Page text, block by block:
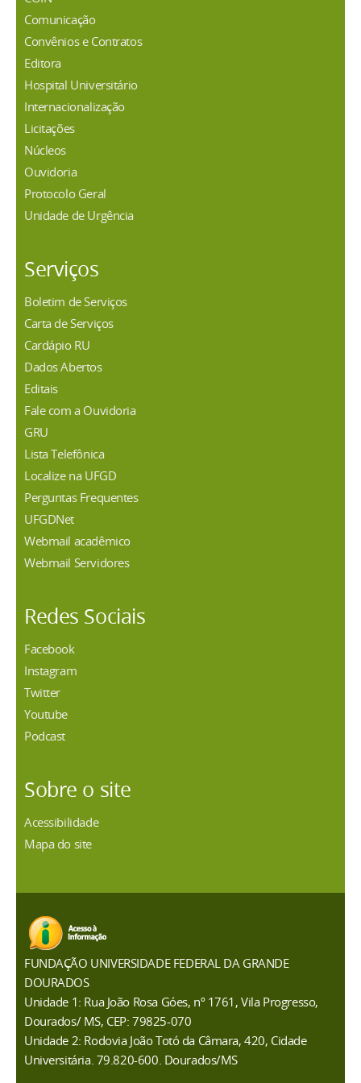
Comunicação
Convênios e Contratos
Editora
Hospital Universitário
Internacionalização
Licitações
Núcleos
Ouvidoria
Protocolo Geral
Unidade de Urgência
Serviços
Boletim de Serviços
Carta de Serviços
Cardápio RU
Dados Abertos
Editais
Fale com a Ouvidoria
GRU
Lista Telefônica
Localize na UFGD
Perguntas Frequentes
UFGDNet
Webmail acadêmico
Webmail Servidores
Redes Sociais
Facebook
Instagram
Twitter
Youtube
Podcast
Sobre o site
Acessibilidade
Mapa do site
FUNDAÇÃO UNIVERSIDADE FEDERAL DA GRANDE
DOURADOS
Unidade 1: Rua João Rosa Góes, nº 1761, Vila Progresso,
Dourados/ MS, CEP: 79825-070
Unidade 2: Rodovia João Totó da Câmara, 420, Cidade
Universitária. 79.820-600. Dourados/MS